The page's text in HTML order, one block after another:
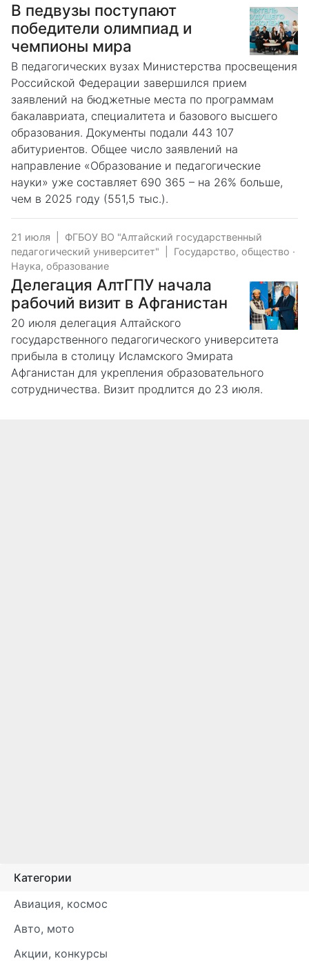
В педвузы поступают
победители олимпиад и
чемпионы мира
В педагогических вузах Министерства просвещения
Российской Федерации завершился прием
заявлений на бюджетные места по программам
бакалавриата, специалитета и базового высшего
образования. Документы подали 443 107
абитуриентов. Общее число заявлений на
направление «Образование и педагогические
науки» уже составляет 690 365 – на 26% больше,
чем в 2025 году (551,5 тыс.).
21 июля
ФГБОУ ВО "Алтайский государственный
педагогический университет"
Государство, общество ·
Наука, образование
️Делегация АлтГПУ начала
рабочий визит в Афганистан
20 июля делегация Алтайского
государственного педагогического университета
прибыла в столицу Исламского Эмирата
Афганистан для укрепления образовательного
сотрудничества. Визит продлится до 23 июля.
Категории
Авиация, космос
Авто, мото
Акции, конкурсы